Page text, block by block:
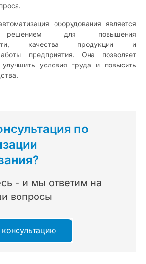
оборудования является
решением для повышения
качества продукции и
предприятия. Она позволяет
улучшить условия труда и повысить
по
- и мы ответим на
вопросы